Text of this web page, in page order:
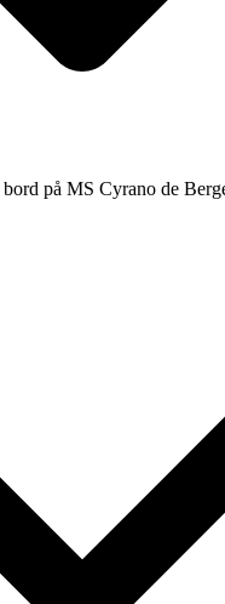
på MS Cyrano de